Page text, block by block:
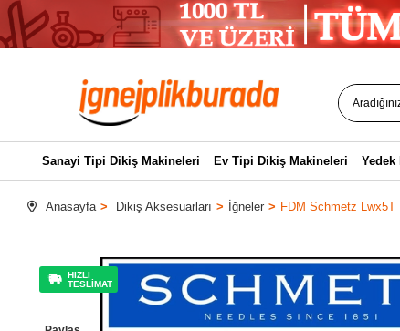
Sanayi Tipi Dikiş Makineleri Ev Tipi Dikiş Makineleri Yedek
Anasayfa Dikiş Aksesuarları İğneler FDM Schmetz Lwx5T
HIZLI
TESLİMAT